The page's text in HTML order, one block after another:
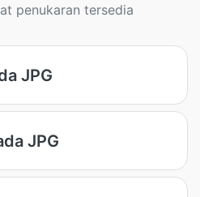
penukaran tersedia
JPG
JPG